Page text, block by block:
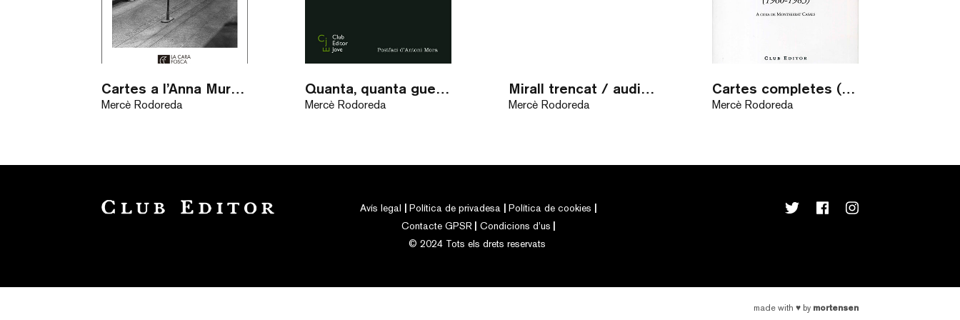
Cartes a l’Anna Murià / eBook
Mercè Rodoreda
Quanta, quanta guerra…
Mercè Rodoreda
Mirall trencat / audiollibre
Mercè Rodoreda
Cartes completes (1960-1983)
Mercè Rodoreda
Avís legal Política de privadesa
Política de cookies
Contacte GPSR
Condicions d’us
© 2024 Tots els drets reservats
made with ♥ by mortensen